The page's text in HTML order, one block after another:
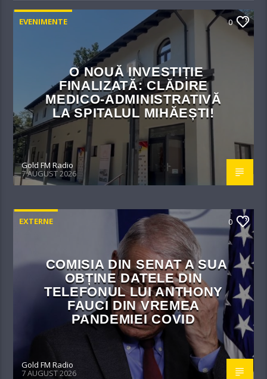
EVENIMENTE 0
O NOUĂ INVESTIȚIE
FINALIZATĂ: CLĂDIRE
MEDICO-ADMINISTRATIVĂ
LA SPITALUL MIHĂEȘTI!​
Gold FM Radio
7 AUGUST 2026
EXTERNE 0
COMISIA DIN SENAT A SUA
OBȚINE DATELE DIN
TELEFONUL LUI ANTHONY
FAUCI DIN VREMEA
PANDEMIEI COVID
Gold FM Radio
7 AUGUST 2026